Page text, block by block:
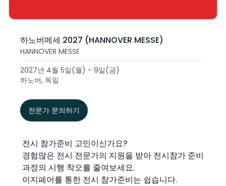
하노버메세 2027 (HANNOVER MESSE)
HANNOVER MESSE
2027년 4월 5일(월) - 9일(금)
하노버, 독일
전문가 문의하기
전시 참가준비 고민이신가요?
경험많은 전시 전문가의 지원을 받아 전시참가 준비
과정의 시행 착오를 줄여보세요.
이지페어를 통한 전시 참가준비는 쉽습니다.